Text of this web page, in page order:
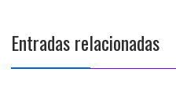
Entradas relacionadas